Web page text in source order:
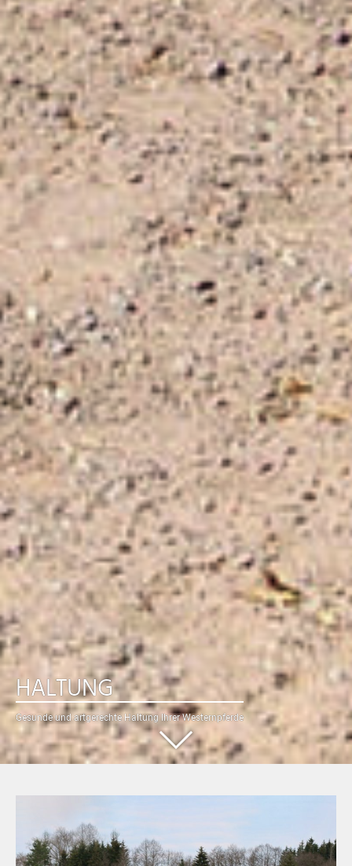
HALTUNG
Gesunde und artgerechte Haltung Ihrer Westernpferde
Nach
scrollen